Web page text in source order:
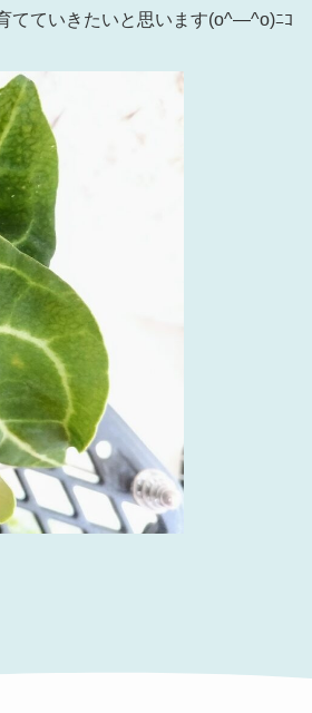
てていきたいと思います(o^―^o)ﾆｺ